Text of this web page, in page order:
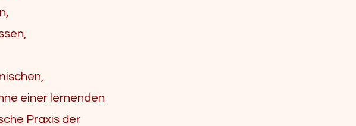
einer lernenden
Praxis der